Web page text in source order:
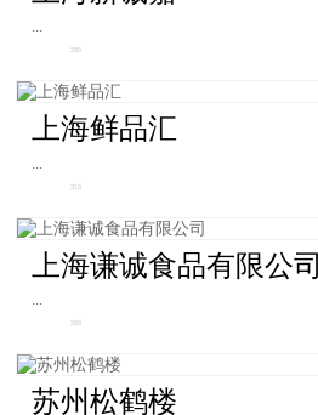
...
285
上海鲜品汇
...
315
上海谦诚食品有限公司
...
266
苏州松鹤楼